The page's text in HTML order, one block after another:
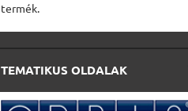
termék.
TEMATIKUS OLDALAK